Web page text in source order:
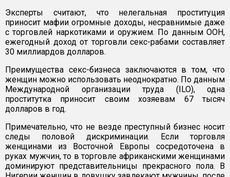
Эксперты считают, что нелегальная проституция
приносит мафии огромные доходы, несравнимые даже
с торговлей наркотиками и оружием. По данным ООН,
ежегодный доход от торговли секс-рабами составляет
30 миллиардов долларов.
Преимущества секс-бизнеса заключаются в том, что
женщин можно использовать неоднократно. По данным
Международной организации труда (ILO), одна
проститутка приносит своим хозяевам 67 тысяч
долларов в год.
Примечательно, что не везде преступный бизнес носит
следы половой дискриминации. Если торговля
женщинами из Восточной Европы сосредоточена в
руках мужчин, то в торговле африканскими женщинами
доминируют представительницы прекрасного пола. В